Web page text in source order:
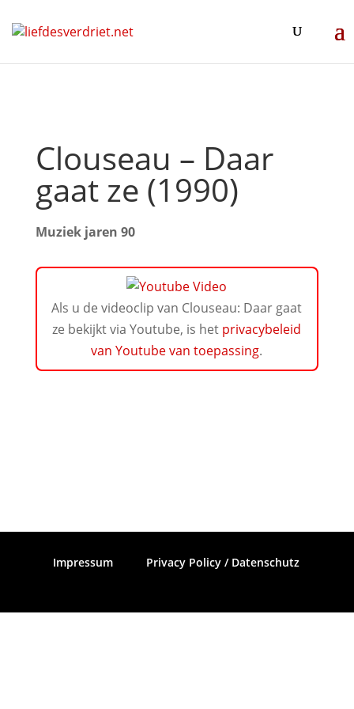
Clouseau – Daar
gaat ze (1990)
Muziek jaren 90
Als u de videoclip van Clouseau: Daar gaat
ze bekijkt via Youtube, is het privacybeleid
van Youtube van toepassing.
Impressum Privacy Policy / Datenschutz